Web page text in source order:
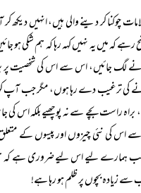
چوکنا کر دینے والی ہیں، انہیں دیکھ
رہے کہ میں یہ نہیں کہہ رہا کہ ہم شکی ہو
لگ جائیں، اس سے اس کی شخصیت پر برا
کی ترغیب دے رہا ہوں، مگر جب آپ کو
براہ راست بچے سے نہ پوچھیے بلکہ اس کی
اس کی نئی چیزوں اور پیسوں کے
ہمارے لیے اس لیے ضروری ہے کہ
زیادہ بچوں پر ظلم ہو رہا ہے!